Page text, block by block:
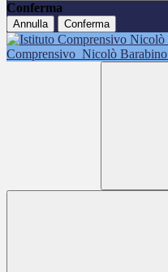
Conferma
Annulla Conferma
Comprensivo Nicolò Barabino